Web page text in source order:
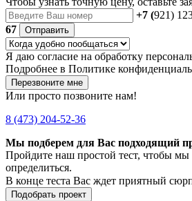
+7 (921)
67
Отправить
Я даю согласие на обработку
Подробнее в Политике
Перезвоните мне
Или просто позвоните нам!
8 (473) 204-52-36
Мы подберем для Вас подходящий
Пройдите наш простой тест, чтобы
определиться.
В конце теста Вас ждет приятный
Подобрать проект